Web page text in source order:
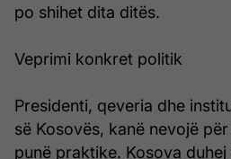
po shihet dita ditës.
Veprimi konkret politik
Presidenti, qeveria dhe
së Kosovës, kanë nevojë
punë praktike. Kosova